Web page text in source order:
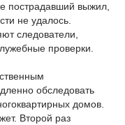
пострадавший выжил,
не удалось.
следователи,
проверки.
обследовать
домов.
Второй раз